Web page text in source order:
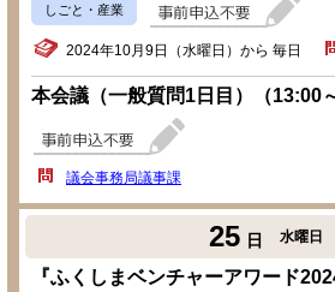
しごと・産業
2024年10月9日（水曜日）から 毎日
本会議（一般質問1日目）（13:00～
議会事務局議事課
25 日 水曜日
『ふくしまベンチャーアワード